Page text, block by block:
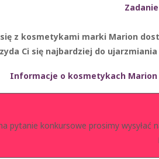
z kosmetykami marki Marion
Ci się najbardziej do
Informacje o kosmetykach Marion
pytanie konkursowe prosimy wysyłać